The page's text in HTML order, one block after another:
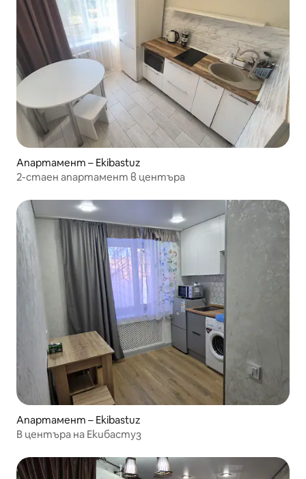
Апартамент – Ekibastuz
2-стаен апартамент в центъра
Апартамент – Ekibastuz
В центъра на Екибастуз